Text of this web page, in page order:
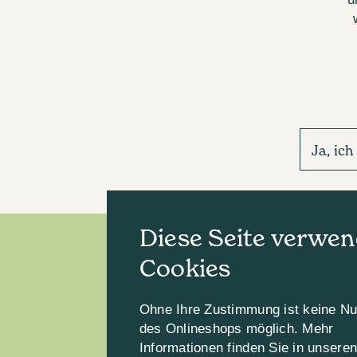
Ja,
Diese Seite
Cookies
Ohne Ihre Zustimmung ist keine
des Onlineshops möglich. Mehr
Informationen finden Sie in unseren